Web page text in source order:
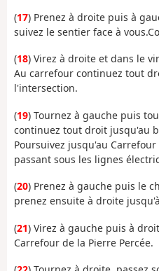
(17) Prenez à droite puis à
suivez le sentier face à
(18) Virez à droite et dans le
Au carrefour continuez tout
l'intersection.
(19) Tournez à gauche puis
continuez tout droit jusqu'au
Poursuivez jusqu'au Carrefour
passant sous les lignes
(20) Prenez à gauche puis le
prenez ensuite à droite
(21) Virez à gauche puis à
Carrefour de la Pierre Percée.